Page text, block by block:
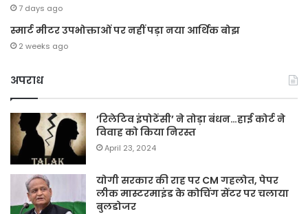
7 days ago
स्मार्ट मीटर उपभोक्ताओं पर नहीं पड़ा नया आर्थिक बोझ
2 weeks ago
अपराध
‘रिलेटिव इंपोटेंसी’ ने तोड़ा बंधन…हाई कोर्ट ने
विवाह को किया निरस्त
April 23, 2024
योगी सरकार की राह पर CM गहलोत, पेपर
लीक मास्टरमाइंड के कोचिंग सेंटर पर चलाया
बुलडोजर